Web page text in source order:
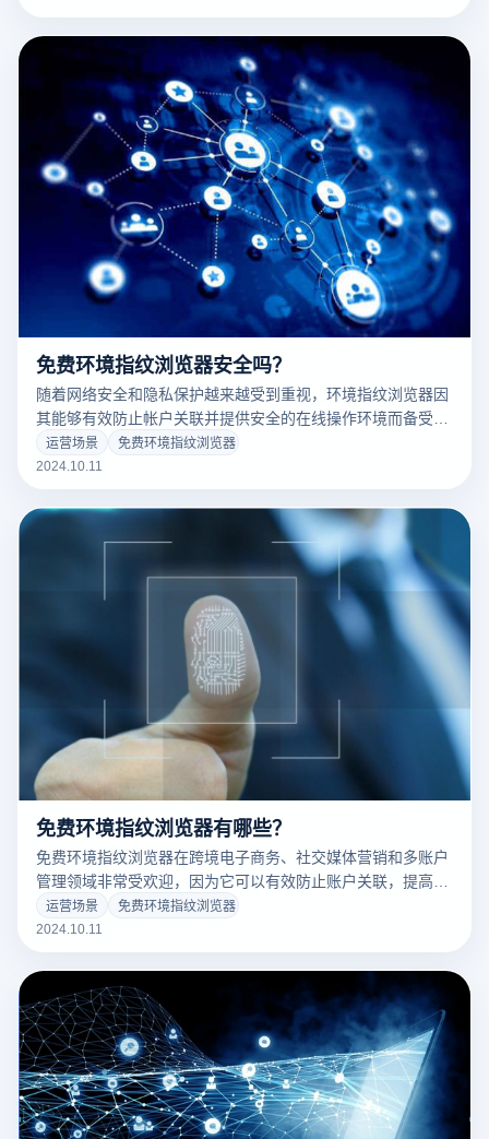
设计，提供单独的指纹环境、防关联技术等功能。本文将为您
介绍几款支持多账户的主流浏览器，并对其功能和优缺点进行
比较，帮助您选择工具。
免费环境指纹浏览器安全吗？
随着网络安全和隐私保护越来越受到重视，环境指纹浏览器因
其能够有效防止帐户关联并提供安全的在线操作环境而备受关
注。尽管市场上有许多免费环境指纹浏览器可供选择，但它们
的安全性往往会引起客户的焦虑。免费软件在数据保护、隐私
考虑。本文将讨论免费环境指纹浏览器的安全性，包括可能的
风险、如何评估其可靠性以及使用中需要注意的问题，以帮助
运营场景
免费环境指纹浏览器
2024.10.11
免费环境指纹浏览器有哪些？
免费环境指纹浏览器在跨境电子商务、社交媒体营销和多账户
管理领域非常受欢迎，因为它可以有效防止账户关联，提高隐
私和安全性。但是很多功能强大的指纹浏览器通常都是付费软
件，用户在选择的时候可能会考虑成本。幸运的是，市场上也
户管理和防关联操作的需求，而不增加预算。本文将介绍几种
常见的免费环境指纹浏览器，并比较其功能、优缺点和适用场
景。
运营场景
免费环境指纹浏览器
2024.10.11